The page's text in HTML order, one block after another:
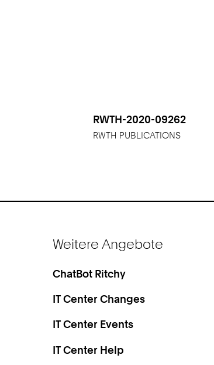
RWTH-2020-09262
RWTH PUBLICATIONS
Weitere Angebote
ChatBot Ritchy
IT Center Changes
IT Center Events
IT Center Help